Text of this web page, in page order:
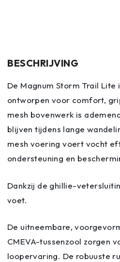
BESCHRIJVING
De Magnum Storm Trail
ontworpen voor comfort,
mesh bovenwerk is
blijven tijdens lange
mesh voering voert vocht
ondersteuning en
Dankzij de ghillie-
voet.
De uitneembare,
CMEVA-tussenzool zorgen
loopervaring. De robuuste